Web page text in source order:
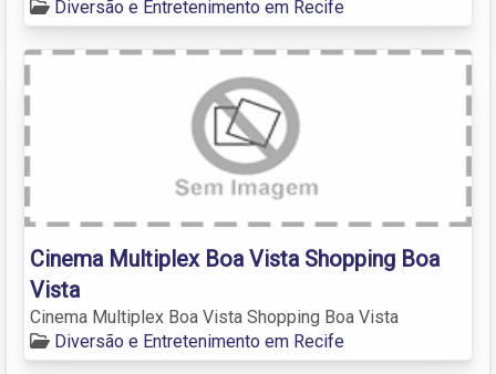
Diversão e Entretenimento em Recife
Cinema Multiplex Boa Vista Shopping Boa
Vista
Cinema Multiplex Boa Vista Shopping Boa Vista
Diversão e Entretenimento em Recife